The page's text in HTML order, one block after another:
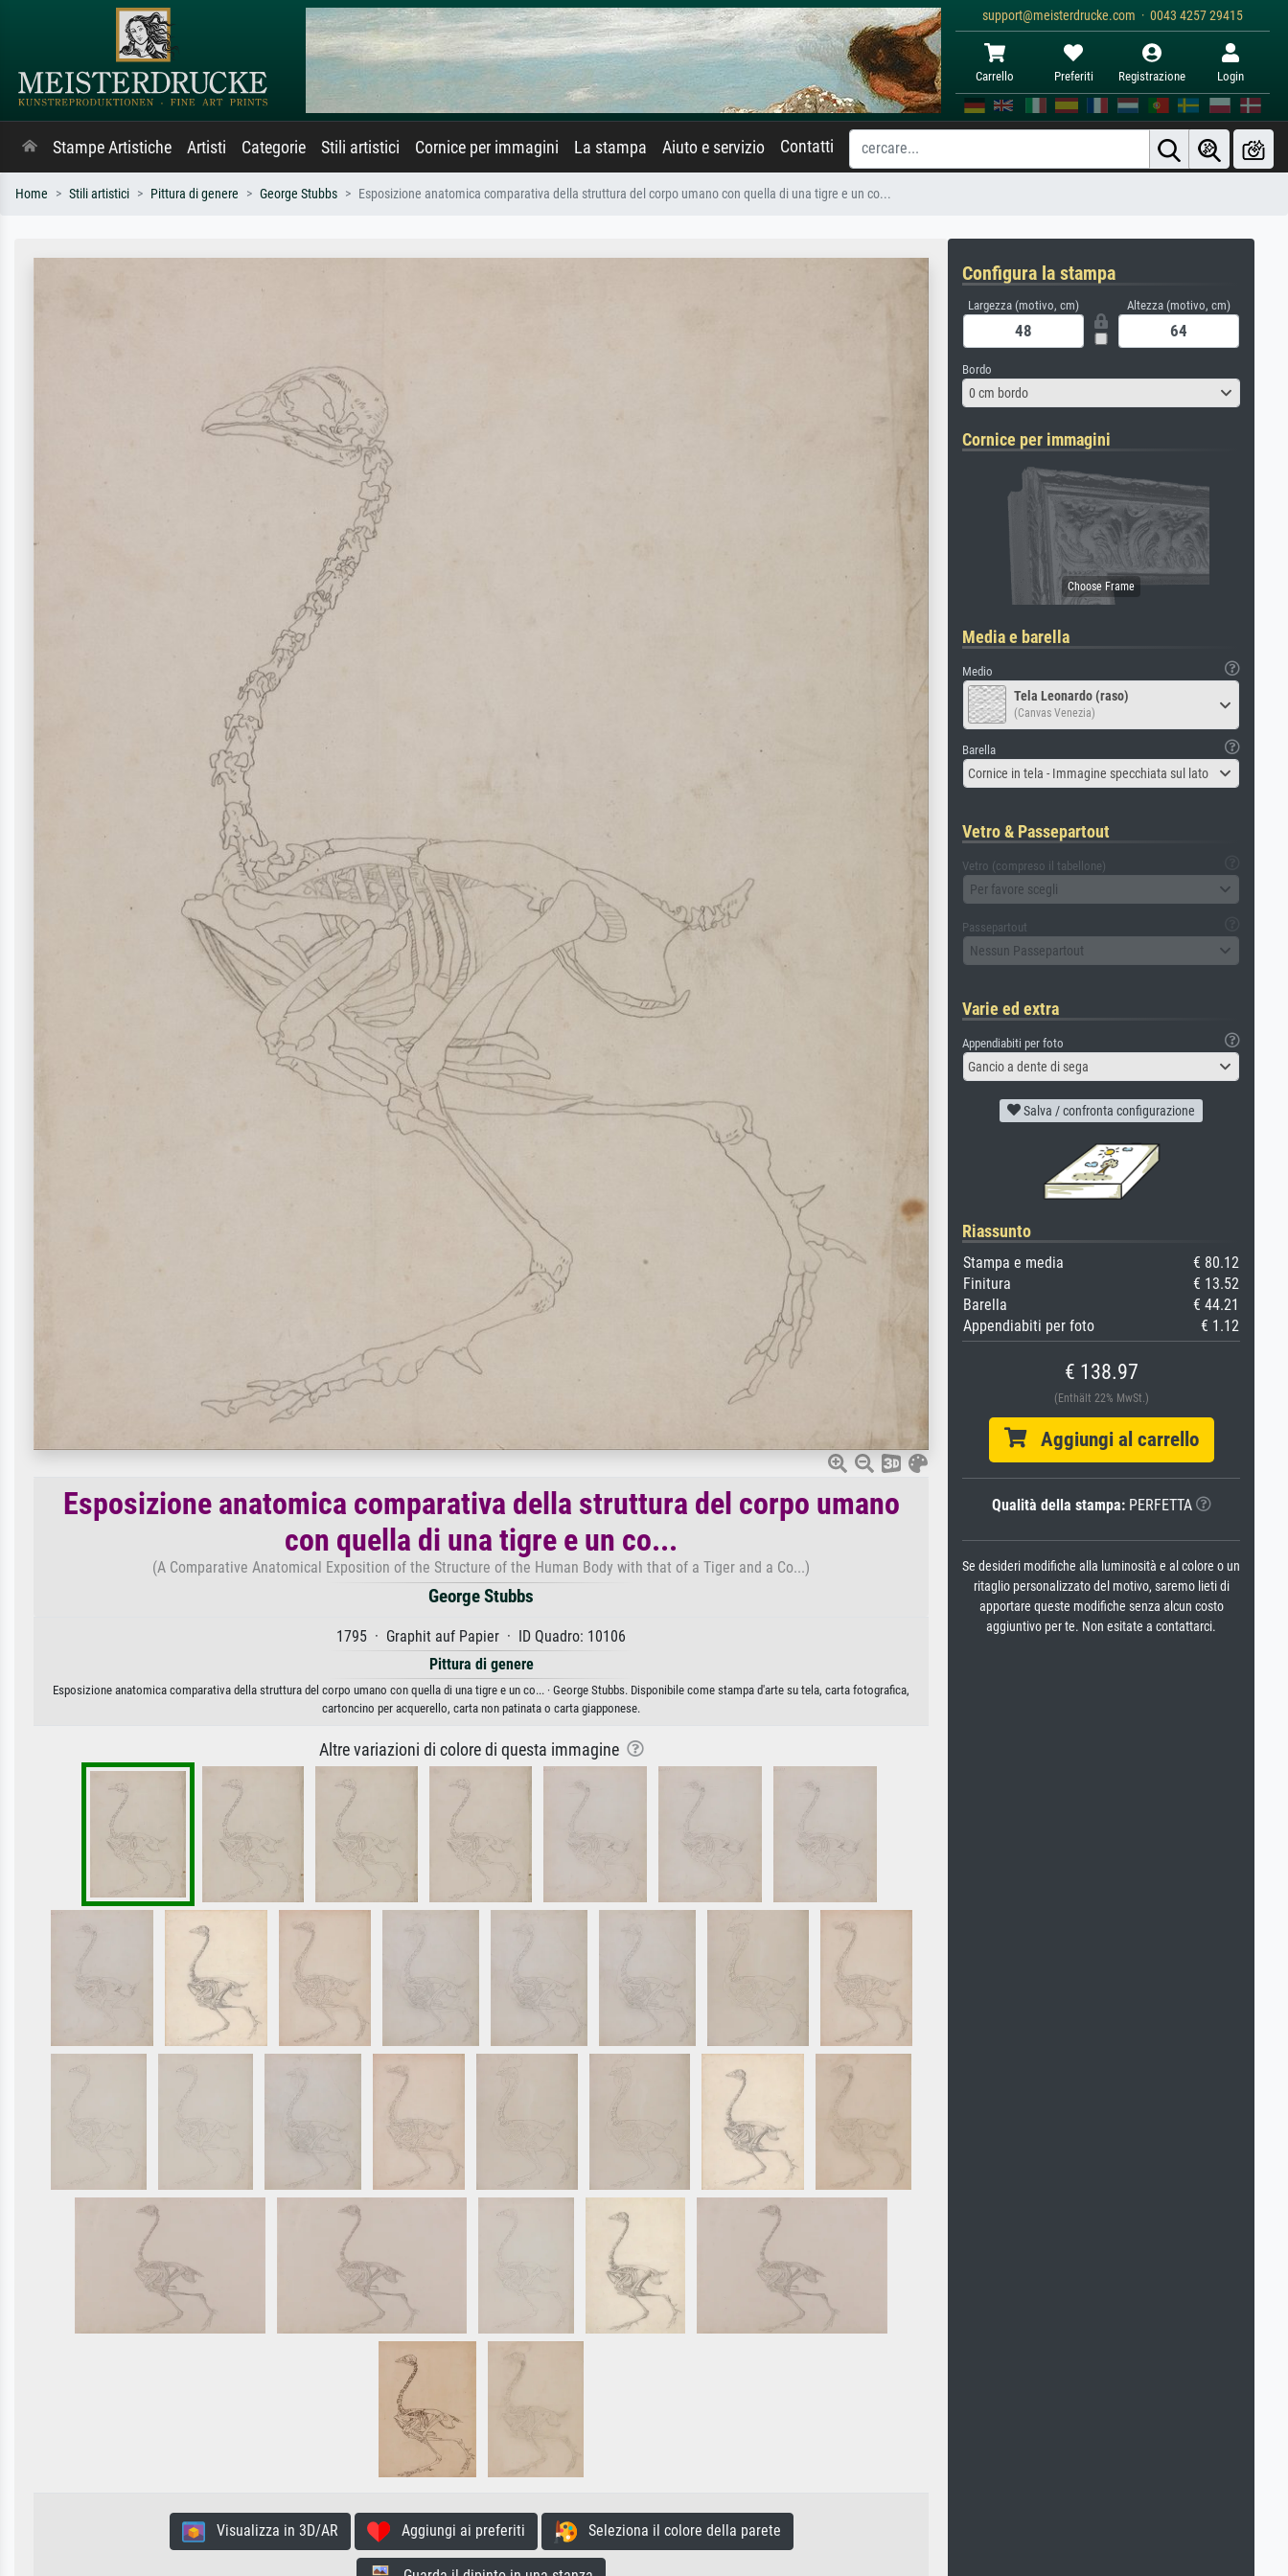
support@meisterdrucke.com · 0043 4257 29415
Carrello Preferiti Registrazione Login
Stampe Artistiche Artisti Categorie Stili artistici Cornice per immagini La stampa Aiuto e servizio Contatti
Home Stili artistici Pittura di genere George Stubbs Esposizione anatomica comparativa della struttura del corpo umano con quella di una tigre e un co...
Esposizione anatomica comparativa della struttura del corpo umano
con quella di una tigre e un co...
(A Comparative Anatomical Exposition of the Structure of the Human Body with that of a Tiger and a Co...)
George Stubbs
1795 · Graphit auf Papier · ID Quadro: 10106
Pittura di genere
Esposizione anatomica comparativa della struttura del corpo umano con quella di una tigre e un co... · George Stubbs. Disponibile come stampa d'arte su tela, carta fotografica,
cartoncino per acquerello, carta non patinata o carta giapponese.
Altre variazioni di colore di questa immagine
Visualizza in 3D/AR Aggiungi ai preferiti Seleziona il colore della parete
Configura la stampa
Largezza (motivo, cm) Altezza (motivo, cm)
Bordo
0 cm bordo
Cornice per immagini
Media e barella
Medio
Tela Leonardo (raso)
(Canvas Venezia)
Barella
Cornice in tela - Immagine specchiata sul lato
Vetro & Passepartout
Vetro (compreso il tabellone)
Per favore scegli
Passepartout
Nessun Passepartout
Varie ed extra
Appendiabiti per foto
Gancio a dente di sega
Salva / confronta configurazione
Riassunto
Stampa e media
€ 80.12
Finitura
€ 13.52
Barella
€ 44.21
Appendiabiti per foto
€ 1.12
€ 138.97
(Enthält 22% MwSt.)
Aggiungi al carrello
Qualità della stampa:PERFETTA
Se desideri modifiche alla luminosità e al colore o un
ritaglio personalizzato del motivo, saremo lieti di
apportare queste modifiche senza alcun costo
aggiuntivo per te. Non esitate a contattarci.